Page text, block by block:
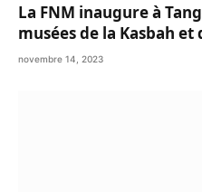
La FNM inaugure à
musées de la Kasbah et
novembre 14, 2023